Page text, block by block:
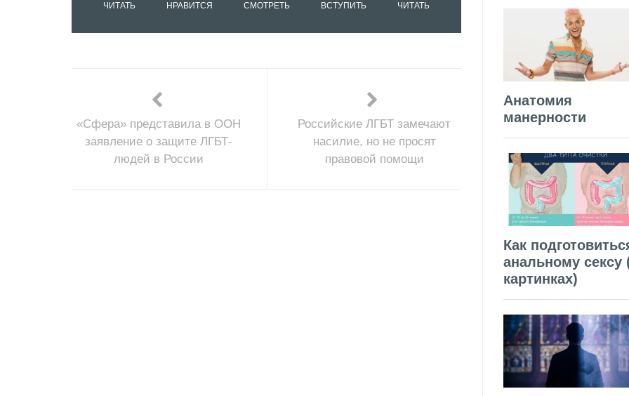
ЧИТАТЬ НРАВИТСЯ СМОТРЕТЬ ВСТУПИТЬ ЧИТАТЬ
«Сфера» представила в ООН
заявление о защите ЛГБТ-
людей в России
Российские ЛГБТ замечают
насилие, но не просят
правовой помощи
Анатомия
манерности
Как
анальному сексу
картинках)